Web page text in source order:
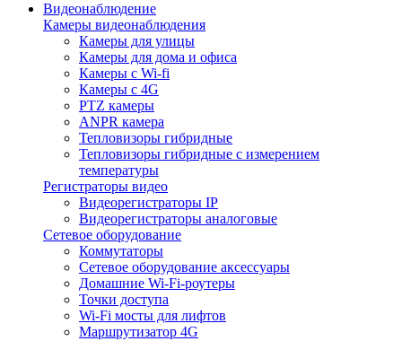
Видеонаблюдение
Камеры видеонаблюдения
Камеры для улицы
Камеры для дома и офиса
Камеры с Wi-fi
Камеры с 4G
PTZ камеры
ANPR камера
Тепловизоры гибридные
Тепловизоры гибридные c измерением
температуры
Регистраторы видео
Видеорегистраторы IP
Видеорегистраторы аналоговые
Сетевое оборудование
Коммутаторы
Сетевое оборудование аксессуары
Домашние Wi-Fi-роутеры
Точки доступа
Wi-Fi мосты для лифтов
Маршрутизатор 4G